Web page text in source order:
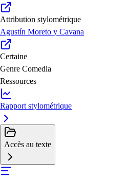
Attribution stylométrique
Agustín Moreto y Cavana
Certaine
Genre Comedia
Ressources
Rapport stylométrique
Accès au texte